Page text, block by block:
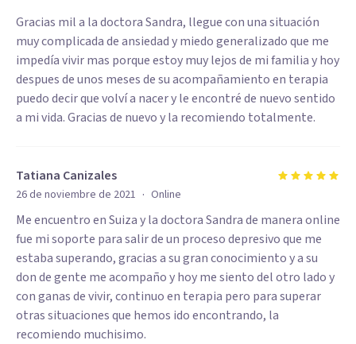
Gracias mil a la doctora Sandra, llegue con una situación
muy complicada de ansiedad y miedo generalizado que me
impedía vivir mas porque estoy muy lejos de mi familia y hoy
despues de unos meses de su acompañamiento en terapia
puedo decir que volví a nacer y le encontré de nuevo sentido
a mi vida. Gracias de nuevo y la recomiendo totalmente.
Tatiana Canizales
26 de noviembre de 2021 · Online
Me encuentro en Suiza y la doctora Sandra de manera online
fue mi soporte para salir de un proceso depresivo que me
estaba superando, gracias a su gran conocimiento y a su
don de gente me acompaño y hoy me siento del otro lado y
con ganas de vivir, continuo en terapia pero para superar
otras situaciones que hemos ido encontrando, la
recomiendo muchisimo.